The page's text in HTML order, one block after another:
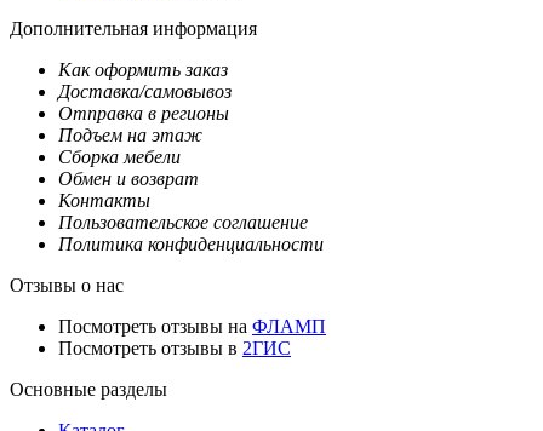
Дополнительная информация
Как оформить заказ
Доставка/самовывоз
Отправка в регионы
Подъем на этаж
Сборка мебели
Обмен и возврат
Контакты
Пользовательское соглашение
Политика конфиденциальности
Отзывы о нас
Посмотреть отзывы на ФЛАМП
Посмотреть отзывы в 2ГИС
Основные разделы